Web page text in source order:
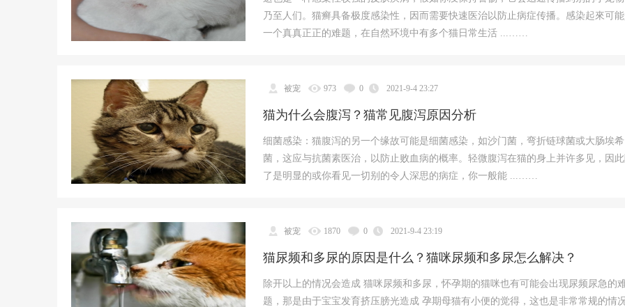
乃至人们。猫癣具备极度感染性，因而需要快速医治以防止病症传播。感染起來可
一个真真正正的难题，在自然环境中有多个猫日常生活 ...……
被宠 973 0 2021-9-4 23:27
猫为什么会腹泻？猫常见腹泻原因分析
细菌感染：猫腹泻的另一个缘故可能是细菌感染，如沙门菌，弯折链球菌或大肠埃希
菌，这应与抗菌素医治，以防止败血病的概率。轻微腹泻在猫的身上并许多见，因
了是明显的或你看见一切别的令人深思的病症，你一般能 ...……
被宠 1870 0 2021-9-4 23:19
猫尿频和多尿的原因是什么？猫咪尿频和多尿怎么解决？
除开以上的情况会造成 猫咪尿频和多尿，怀孕期的猫咪也有可能会出现尿频尿急的
题，那是由于宝宝发育挤压膀光造成 孕期母猫有小便的觉得，这也是非常常规的情况